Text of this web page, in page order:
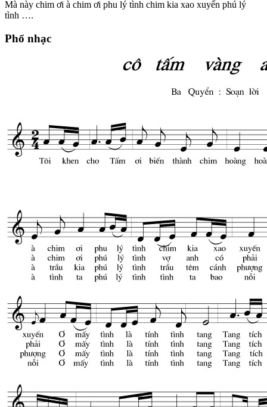
Mà này chim ơi à chim ơi phu lý tình chim kia xao xuyến phú lý
tình ….
Phổ nhạc